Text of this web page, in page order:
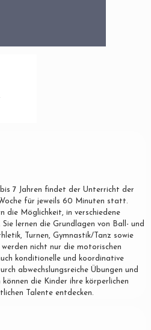
7 Jahren findet der Unterricht der
für jeweils 60 Minuten statt.
die Möglichkeit, in verschiedene
lernen die Grundlagen von Ball- und
Turnen, Gymnastik/Tanz sowie
nicht nur die motorischen
konditionelle und koordinative
abwechslungsreiche Übungen und
die Kinder ihre körperlichen
Talente entdecken.